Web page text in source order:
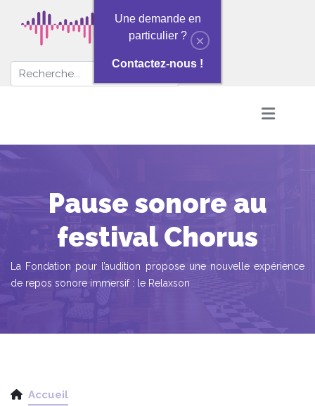
Pause sonore au
festival Chorus
La Fondation pour l’audition propose une nouvelle expérience
de repos sonore immersif : le Relaxson
Accueil
×
Une demande en
particulier ?
Contactez-nous !